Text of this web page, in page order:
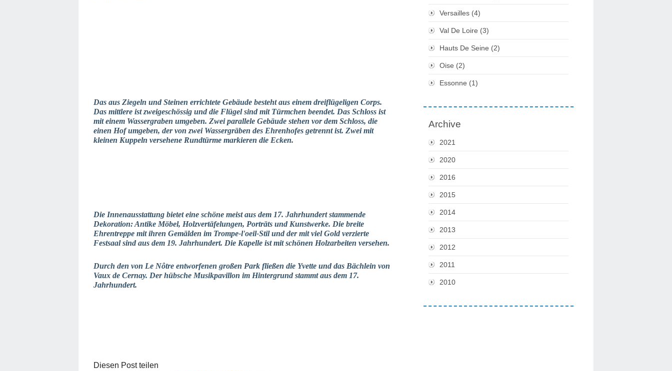
Das aus Ziegeln und Steinen errichtete Gebäude besteht aus einem dreiflügeligen Corps.
Das mittlere ist zweigeschössig und die Flügel sind mit Türmchen beendet. Das Schloss ist
mit einem Wassergraben umgeben. Zwei parallele Gebäude stehen vor dem Schloss, die
einen Hof umgeben, der von zwei Wassergräben des Ehrenhofes getrennt ist. Zwei mit
kleinen Kuppeln versehene Rundtürme markieren die Ecken.
Die Innenausstattung bietet eine schöne meist aus dem 17. Jahrhundert stammende
Dekoration: Antike Möbel, Holzvertäfelungen, Porträts und Kunstwerke. Die breite
Ehrentreppe mit ihren Gemälden im Trompe-l'oeil-Stil und der mit viel Gold verzierte
Festsaal sind aus dem 19. Jahrhundert. Die Kapelle ist mit schönen Holzarbeiten versehen.
Durch den von Le Nôtre entworfenen großen Park fließen die Yvette und das Bächlein von
Vaux de Cernay. Der hübsche Musikpavillon im Hintergrund stammt aus dem 17.
Jahrhundert.
Diesen Post teilen
Versailles (4)
Val De Loire (3)
Hauts De Seine (2)
Oise (2)
Essonne (1)
Archive
2021
2020
2016
2015
2014
2013
2012
2011
2010